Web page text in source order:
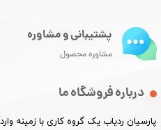
درباره فروشگاه ما
پارسیان ردیاب یک گروه کاری با
پشتیبانی و مشاوره
مشاوره محصول